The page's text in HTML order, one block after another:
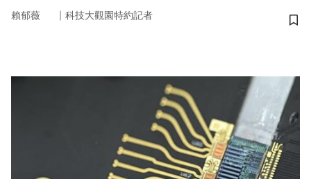
賴郁薇 ｜ 科技大觀園特約記者
儲